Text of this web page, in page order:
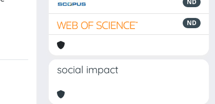
ND
ND
social impact